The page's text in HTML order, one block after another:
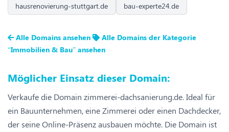
hausrenovierung-stuttgart.de
bau-experte24.de
Alle Domains ansehen
Alle Domains der Kategorie
“Immobilien & Bau” ansehen
Möglicher Einsatz dieser Domain:
Verkaufe die Domain zimmerei-dachsanierung.de. Ideal für
ein Bauunternehmen, eine Zimmerei oder einen Dachdecker,
der seine Online-Präsenz ausbauen möchte. Die Domain ist